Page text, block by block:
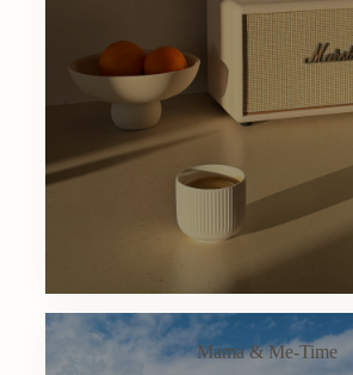
Mama & Me-Time